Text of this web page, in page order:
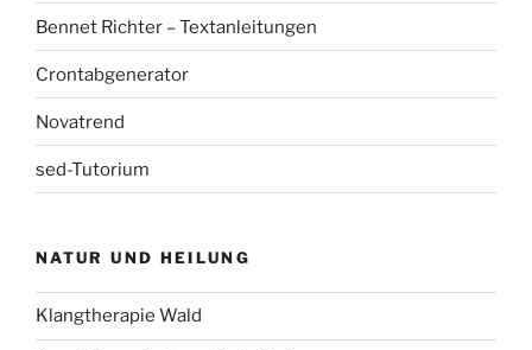
Bennet Richter – Textanleitungen
Crontabgenerator
Novatrend
sed-Tutorium
NATUR UND HEILUNG
Klangtherapie Wald